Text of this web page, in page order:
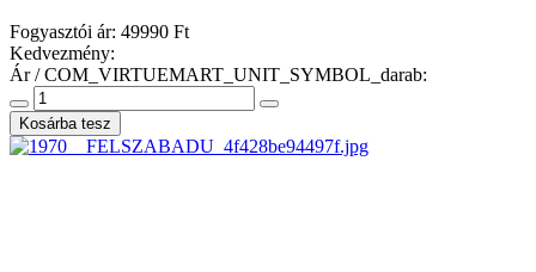
Fogyasztói ár: 49990 Ft
Kedvezmény:
Ár / COM_VIRTUEMART_UNIT_SYMBOL_darab: